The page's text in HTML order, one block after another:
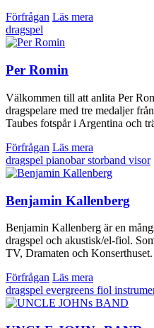
Förfrågan Läs mera
dragspel
Per Romin
Välkommen till att anlita Per
dragspelare med tre medaljer
Taubes fotspår i Argentina och
Förfrågan Läs mera
dragspel pianobarstorband visor
Benjamin Kallenberg
Benjamin Kallenberg är en
dragspel och akustisk/el-fiol.
TV, Dramaten och
Förfrågan Läs mera
dragspel evergreens fiol